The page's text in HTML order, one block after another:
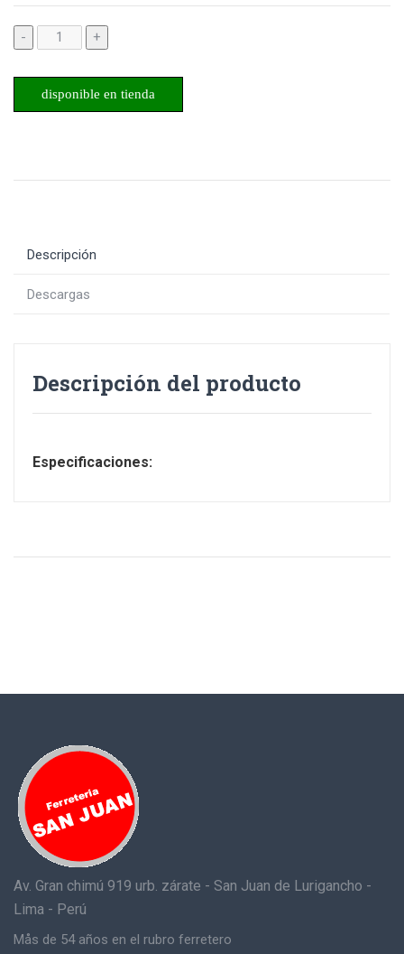
- +
disponible en tienda
Descripción
Descargas
Descripción del producto
Especificaciones:
Av. Gran chimú 919 urb. zárate - San Juan de Lurigancho -
Lima - Perú
Mås de 54 años en el rubro ferretero